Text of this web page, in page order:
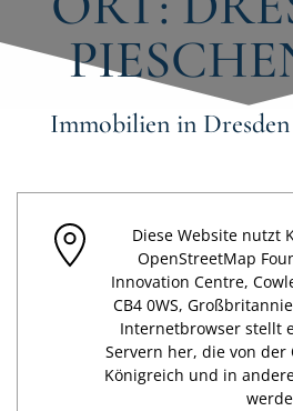
Immobilien in
Diese Website nutzt
OpenStreetMap
Innovation Centre,
CB4 0WS,
Internetbrowser stellt
Servern her, die von der
Königreich und in